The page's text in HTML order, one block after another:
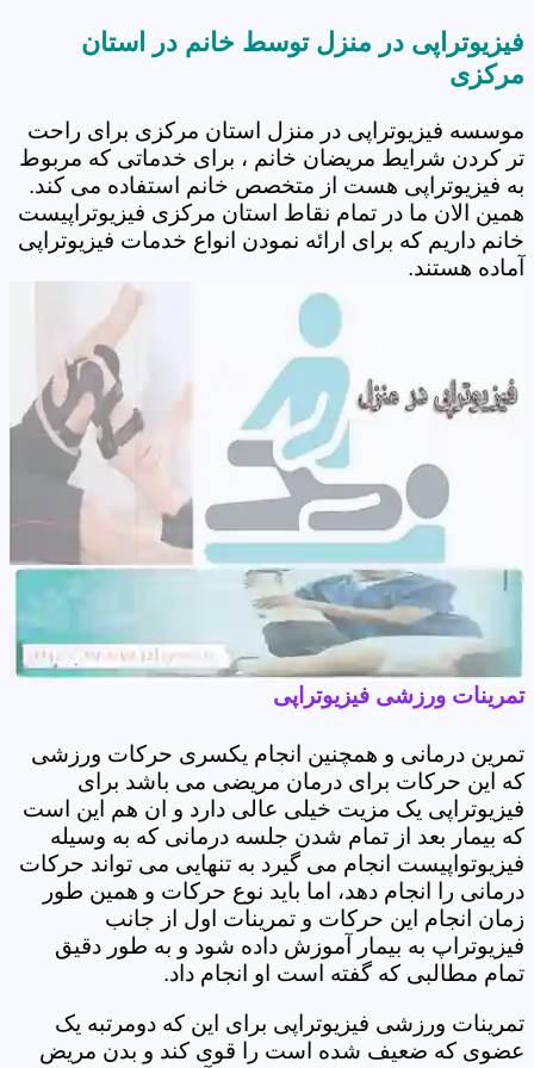
فیزیوتراپی در منزل توسط خانم در استان
مرکزی
موسسه فیزیوتراپی در منزل استان مرکزی برای راحت
تر کردن شرایط مریضان خانم ، برای خدماتی که مربوط
به فیزیوتراپی هست از متخصص خانم استفاده می کند.
همین الان ما در تمام نقاط استان مرکزی فیزیوتراپیست
خانم داریم که برای ارائه نمودن انواع خدمات فیزیوتراپی
آماده هستند.
تمرینات ورزشی فیزیوتراپی
تمرین درمانی و همچنین انجام یکسری حرکات ورزشی
که این حرکات برای درمان مریضی می باشد برای
فیزیوتراپی یک مزیت خیلی عالی دارد و ان هم این است
که بیمار بعد از تمام شدن جلسه درمانی که به وسیله
فیزیوتواپیست انجام می گیرد به تنهایی می تواند حرکات
درمانی را انجام دهد، اما باید نوع حرکات و همین طور
زمان انجام این حرکات و تمرینات اول از جانب
فیزیوتراپ به بیمار آموزش داده شود و به طور دقیق
تمام مطالبی که گفته است او انجام داد.
تمرینات ورزشی فیزیوتراپی برای این که دومرتبه یک
عضوی که ضعیف شده است را قوی کند و بدن مریض